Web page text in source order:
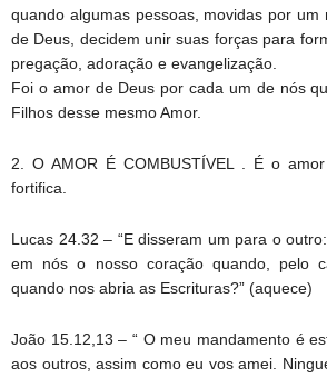
quando algumas pessoas, movidas por um
de Deus, decidem unir suas forças para
pregação, adoração e evangelização.
Foi o amor de Deus por cada um de nós
Filhos desse mesmo Amor.
2. O AMOR É COMBUSTÍVEL . É o
fortifica.
Lucas 24.32 – “E disseram um para o
em nós o nosso coração quando, pelo
quando nos abria as Escrituras?” (aquece)
João 15.12,13 – “ O meu mandamento é
aos outros, assim como eu vos amei.